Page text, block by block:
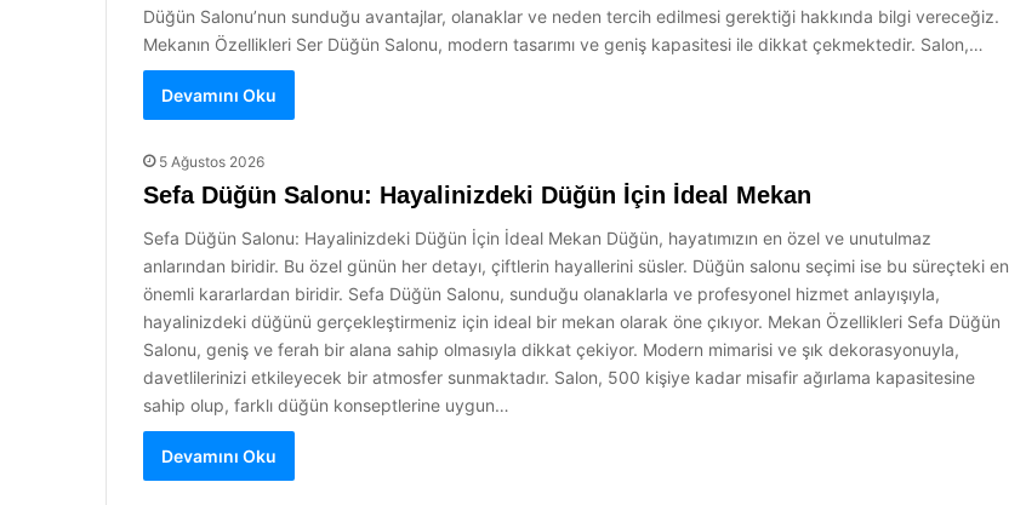
Düğün Salonu’nun sunduğu avantajlar, olanaklar ve neden tercih edilmesi gerektiği hakkında bilgi vereceğiz.
Mekanın Özellikleri Ser Düğün Salonu, modern tasarımı ve geniş kapasitesi ile dikkat çekmektedir. Salon,…
Devamını Oku
5 Ağustos 2026
Sefa Düğün Salonu: Hayalinizdeki Düğün İçin İdeal Mekan
Sefa Düğün Salonu: Hayalinizdeki Düğün İçin İdeal Mekan Düğün, hayatımızın en özel ve unutulmaz
anlarından biridir. Bu özel günün her detayı, çiftlerin hayallerini süsler. Düğün salonu seçimi ise bu süreçteki en
önemli kararlardan biridir. Sefa Düğün Salonu, sunduğu olanaklarla ve profesyonel hizmet anlayışıyla,
hayalinizdeki düğünü gerçekleştirmeniz için ideal bir mekan olarak öne çıkıyor. Mekan Özellikleri Sefa Düğün
Salonu, geniş ve ferah bir alana sahip olmasıyla dikkat çekiyor. Modern mimarisi ve şık dekorasyonuyla,
davetlilerinizi etkileyecek bir atmosfer sunmaktadır. Salon, 500 kişiye kadar misafir ağırlama kapasitesine
sahip olup, farklı düğün konseptlerine uygun…
Devamını Oku